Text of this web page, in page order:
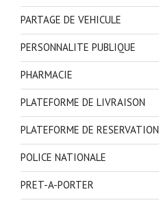
PARTAGE DE VEHICULE
PERSONNALITE PUBLIQUE
PHARMACIE
PLATEFORME DE LIVRAISON
PLATEFORME DE RESERVATION
POLICE NATIONALE
PRET-A-PORTER